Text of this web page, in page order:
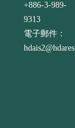
+886-3-989-
9313
電子郵件：